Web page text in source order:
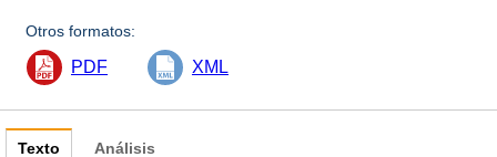
Otros formatos:
PDF XML
Texto Análisis